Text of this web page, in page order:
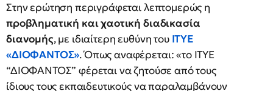
Στην ερώτηση περιγράφεται λεπτομερώς η
προβληματική και χαοτική διαδικασία
διανομής, με ιδιαίτερη ευθύνη του ΙΤΥΕ
«ΔΙΟΦΑΝΤΟΣ». Όπως αναφέρεται: «το ΙΤΥΕ
“ΔΙΟΦΑΝΤΟΣ” φέρεται να ζητούσε από τους
ίδιους τους εκπαιδευτικούς να παραλαμβάνουν